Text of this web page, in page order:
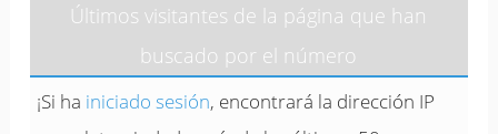
Últimos visitantes de la página que han
buscado por el número
¡Si ha iniciado sesión, encontrará la dirección IP